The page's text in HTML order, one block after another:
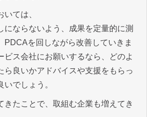
いては、
にならないよう、成果を定量的に測
PDCAを回しながら改善していきま
ビス会社にお願いするなら、どのよ
ら良いかアドバイスや支援をもらっ
でしょう。
きたことで、取組む企業も増えてき